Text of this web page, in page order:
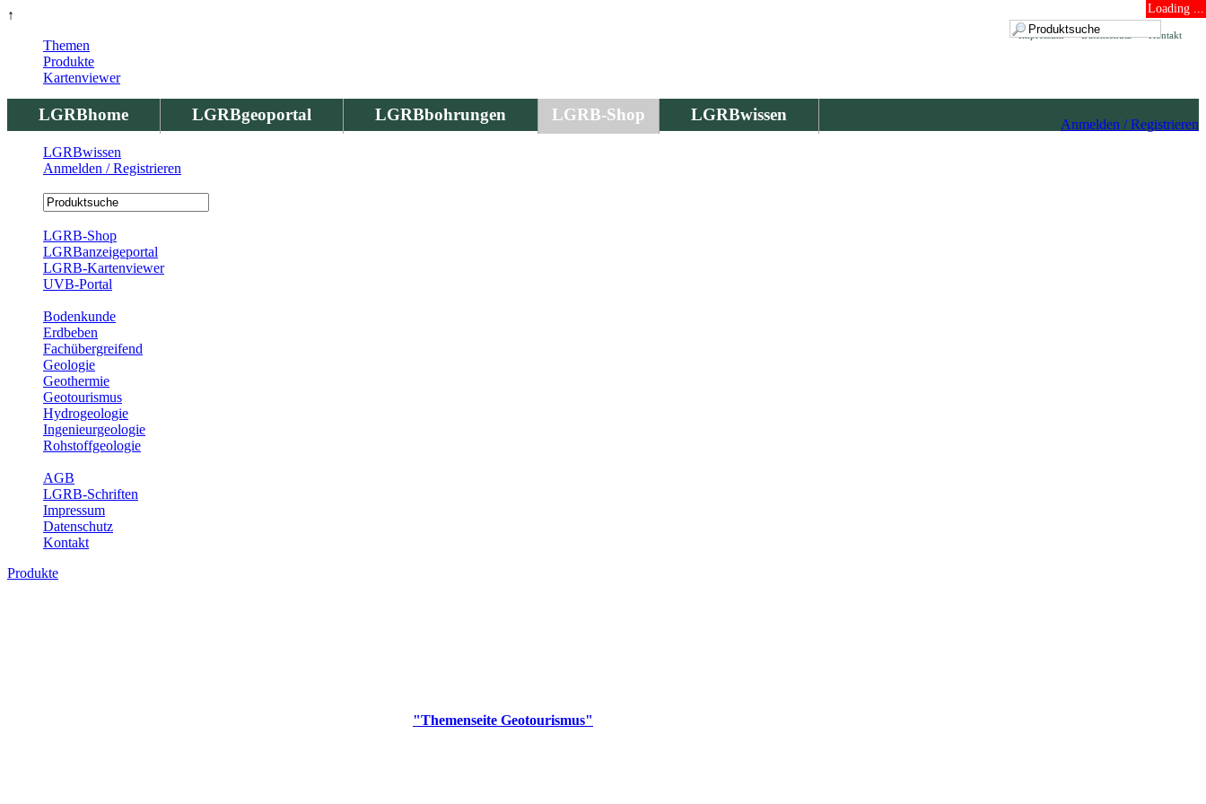
↑ Loading ...
Kontakt
Datenschutz
Impressum
LGRBhome LGRBgeoportal LGRBbohrungen LGRB-Shop LGRBwissen
Anmelden / Registrieren
Themen
Produkte
Kartenviewer
LGRBwissen
Anmelden / Registrieren
LGRB-Shop
LGRBanzeigeportal
LGRB-Kartenviewer
UVB-Portal
Bodenkunde
Erdbeben
Fachübergreifend
Geologie
Geothermie
Geotourismus
Hydrogeologie
Ingenieurgeologie
Rohstoffgeologie
AGB
LGRB-Schriften
Impressum
Datenschutz
Kontakt
Produkte
"Themenseite Geotourismus"